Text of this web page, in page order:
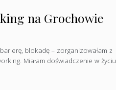
na Grochowie
blokadę – zorganizowałam z
Miałam doświadczenie w życiu